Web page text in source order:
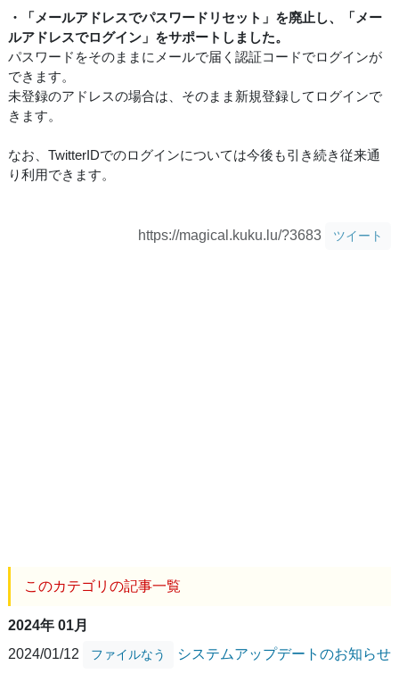
・「メールアドレスでパスワードリセット」を廃止し、「メー
ルアドレスでログイン」をサポートしました。
パスワードをそのままにメールで届く認証コードでログインが
できます。
未登録のアドレスの場合は、そのまま新規登録してログインで
きます。
なお、TwitterIDでのログインについては今後も引き続き従来通
り利用できます。
https://magical.kuku.lu/?3683 ツイート
このカテゴリの記事一覧
2024年 01月
2024/01/12
ファイルなう システムアップデートのお知らせ